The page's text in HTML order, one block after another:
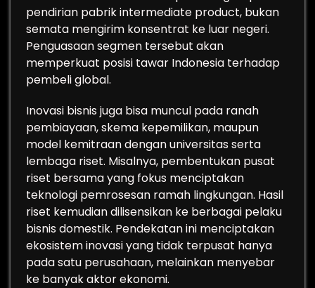
pendirian pabrik intermediate product, bukan
semata mengirim konsentrat ke luar negeri.
Penguasaan segmen tersebut akan
memperkuat posisi tawar Indonesia terhadap
pembeli global.
Inovasi bisnis juga bisa muncul pada ranah
pembiayaan, skema kepemilikan, maupun
model kemitraan dengan universitas serta
lembaga riset. Misalnya, pembentukan pusat
riset bersama yang fokus menciptakan
teknologi pemrosesan ramah lingkungan. Hasil
riset kemudian dilisensikan ke berbagai pelaku
bisnis domestik. Pendekatan ini menciptakan
ekosistem inovasi yang tidak terpusat hanya
pada satu perusahaan, melainkan menyebar
ke banyak aktor ekonomi.